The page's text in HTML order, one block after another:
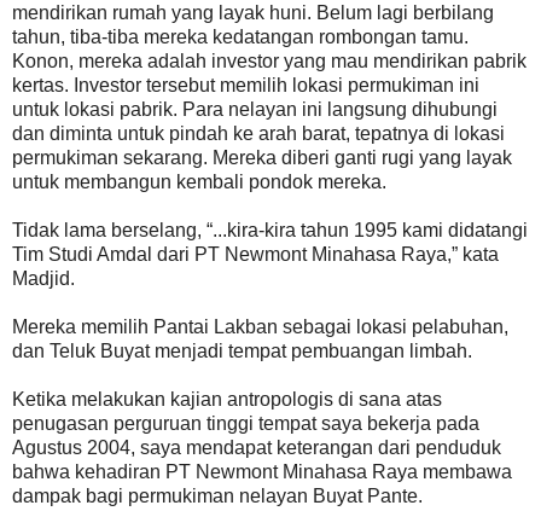
mendirikan rumah yang layak huni. Belum lagi berbilang
tahun, tiba-tiba mereka kedatangan rombongan tamu.
Konon, mereka adalah investor yang mau mendirikan pabrik
kertas. Investor tersebut memilih lokasi permukiman ini
untuk lokasi pabrik. Para nelayan ini langsung dihubungi
dan diminta untuk pindah ke arah barat, tepatnya di lokasi
permukiman sekarang. Mereka diberi ganti rugi yang layak
untuk membangun kembali pondok mereka.
Tidak lama berselang, “...kira-kira tahun 1995 kami didatangi
Tim Studi Amdal dari PT Newmont Minahasa Raya,” kata
Madjid.
Mereka memilih Pantai Lakban sebagai lokasi pelabuhan,
dan Teluk Buyat menjadi tempat pembuangan limbah.
Ketika melakukan kajian antropologis di sana atas
penugasan perguruan tinggi tempat saya bekerja pada
Agustus 2004, saya mendapat keterangan dari penduduk
bahwa kehadiran PT Newmont Minahasa Raya membawa
dampak bagi permukiman nelayan Buyat Pante.